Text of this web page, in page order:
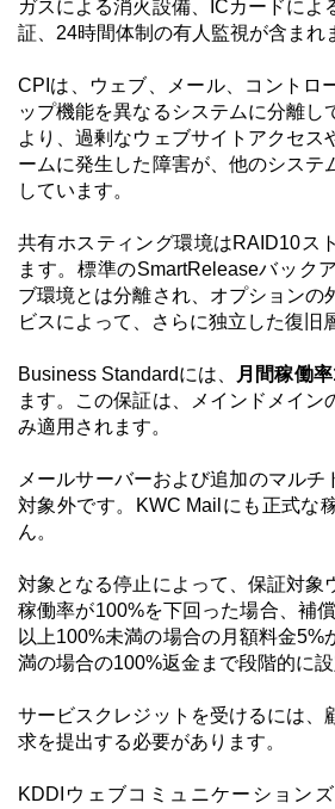
ガスによる消火設備、ICカードによ
証、24時間体制の有人監視が含まれ
CPIは、ウェブ、メール、コントロ
ップ機能を異なるシステムに分離し
より、過剰なウェブサイトアクセス
ームに発生した障害が、他のシステ
しています。
共有ホスティング環境はRAID10ス
ます。標準のSmartReleaseバック
ブ環境とは分離され、オプションの
ビスによって、さらに独立した復旧
Business Standardには、 月間稼働
ます。この保証は、メインドメイン
み適用されます。
メールサーバーおよび追加のマル
対象外です。KWC Mailにも正式な
ん。
対象となる停止によって、保証対象
稼働率が100%を下回った場合、補
以上100%未満の場合の月額料金5%
満の場合の100%返金まで段階的に設
サービスクレジットを受けるには、
求を提出する必要があります。
KDDIウェブコミュニケーション